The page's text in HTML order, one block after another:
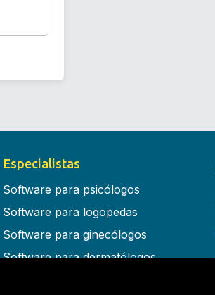
Especialistas
Software para psicólogos
Software para logopedas
Software para ginecólogos
Software para dermatólogos